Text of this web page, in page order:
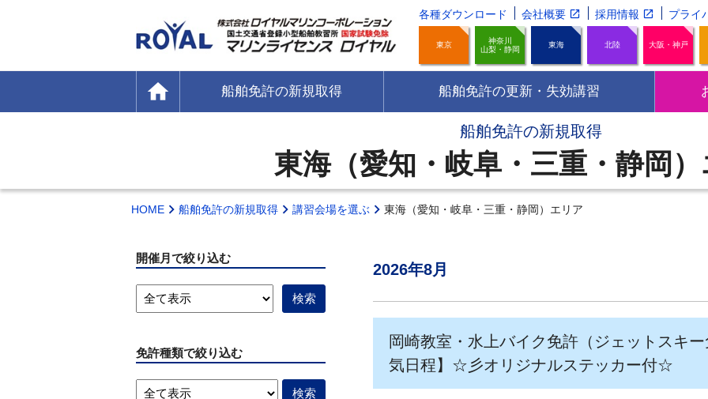
各種ダウンロード 会社概要 採用情報 プライ
東京
神奈川
山梨・静岡
東海 北陸 大阪・神戸
home 船舶免許の新規取得 船舶免許の更新・失効講習
船舶免許の新規取得
東海（愛知・岐阜・三重・静岡
HOME 船舶免許の新規取得 講習会場を選ぶ 東海（愛知・岐阜・三重・静岡）エリア
開催月で絞り込む
免許種類で絞り込む
2026年8月
岡崎教室・水上バイク免許（ジェットスキー
気日程】☆彡オリジナルステッカー付☆